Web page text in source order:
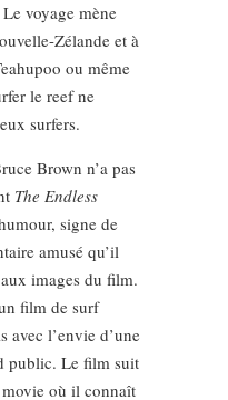
voyage mène
Zélande et à
ou même
le reef ne
surfers.
Brown n’a pas
The Endless
signe de
amusé qu’il
images du film.
film de surf
avec l’envie d’une
public. Le film suit
où il connaît